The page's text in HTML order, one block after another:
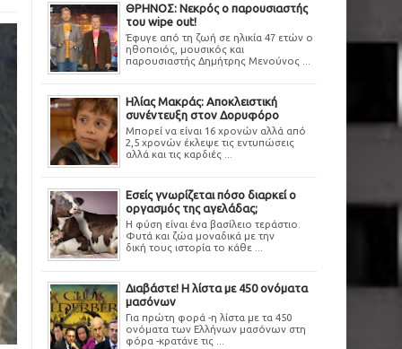
ΘΡΗΝΟΣ: Νεκρός ο παρουσιαστής
του wipe out!
Έφυγε από τη ζωή σε ηλικία 47 ετών ο
ηθοποιός, μουσικός και
παρουσιαστής Δημήτρης Μενούνος ...
Ηλίας Μακράς: Αποκλειστική
συνέντευξη στον Δορυφόρο
Μπορεί να είναι 16 χρονών αλλά από
2,5 χρονών έκλεψε τις εντυπώσεις
αλλά και τις καρδιές ...
Εσείς γνωρίζεται πόσο διαρκεί ο
οργασμός της αγελάδας;
Η φύση είναι ένα βασίλειο τεράστιο.
Φυτά και ζώα μοναδικά με την
δική τους ιστορία το κάθε ...
Διαβάστε! Η λίστα με 450 ονόματα
μασόνων
Για πρώτη φορά -η λίστα με τα 450
ονόματα των Ελλήνων μασόνων στη
φόρα -κρατάνε τις ...